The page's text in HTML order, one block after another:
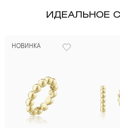
ИДЕАЛЬНОЕ
НОВИНКА